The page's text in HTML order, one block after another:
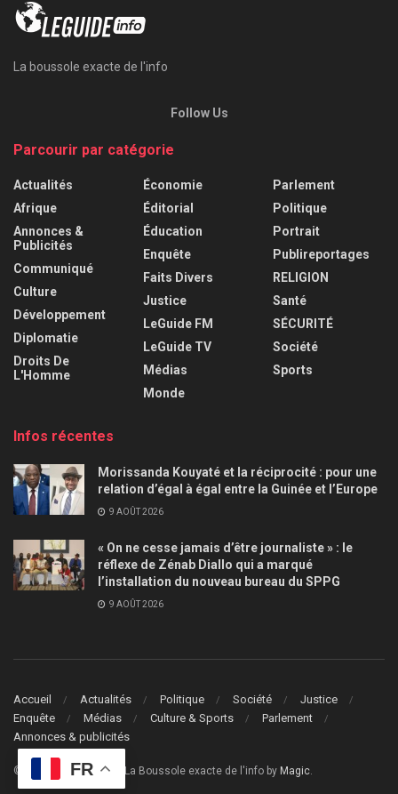
La boussole exacte de l'info
Follow Us
Parcourir par catégorie
Actualités
Afrique
Annonces &
Publicités
Communiqué
Culture
Développement
Diplomatie
Droits De
L'Homme
Économie
Éditorial
Éducation
Enquête
Faits Divers
Justice
LeGuide FM
LeGuide TV
Médias
Monde
Parlement
Politique
Portrait
Publireportages
RELIGION
Santé
SÉCURITÉ
Société
Sports
Infos récentes
Morissanda Kouyaté et la réciprocité : pour une
relation d’égal à égal entre la Guinée et l’Europe
9 AOÛT 2026
« On ne cesse jamais d’être journaliste » : le
réflexe de Zénab Diallo qui a marqué
l’installation du nouveau bureau du SPPG
9 AOÛT 2026
Accueil Actualités Politique Société
Justice
Enquête
Médias Culture & Sports
Parlement
Annonces & publicités
© 2024 Le Guide Info - La Boussole exacte de l'info by Magic.
FR